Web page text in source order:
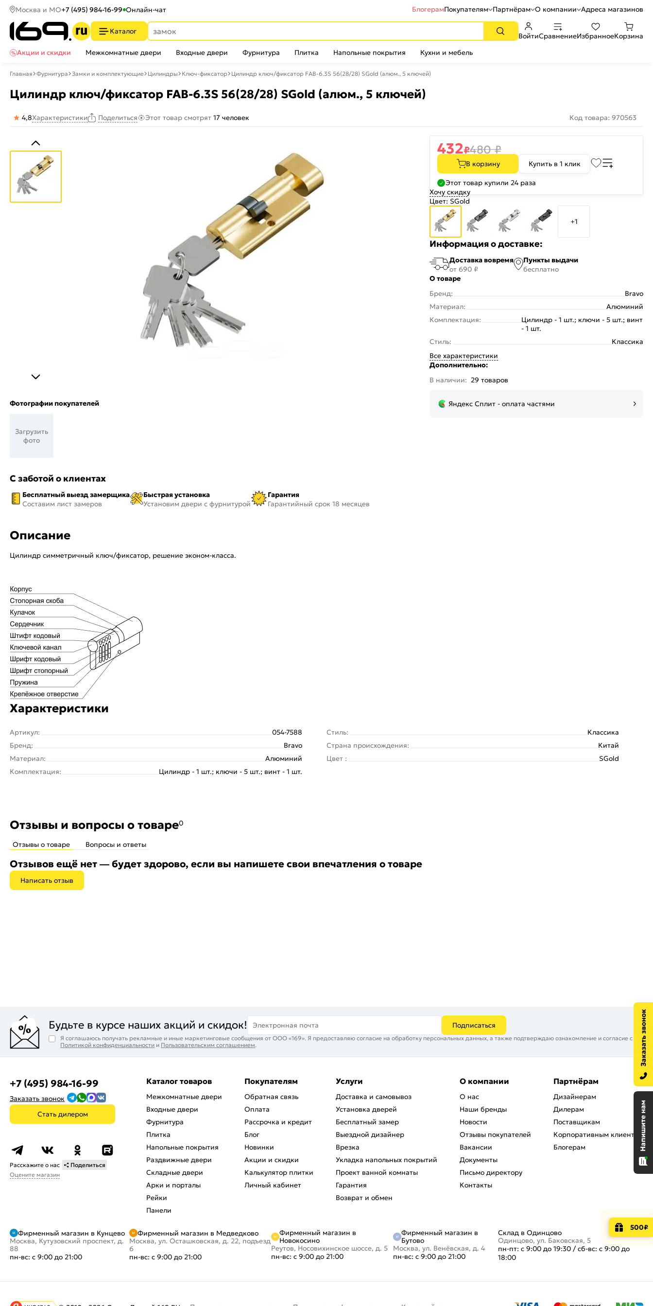
Москва и МО+7 (495) 984-16-99 Онлайн-чат БлогерамПокупателям Партнёрам О компании Адреса магазинов
Каталог
ВойтиСравнениеИзбранноеКорзина
Акции и скидки
Межкомнатные двери Входные двери Фурнитура Плитка Напольные покрытия Кухни и мебель
Главная Фурнитура Замки и комплектующие Цилиндры Ключ-фиксатор Цилиндр ключ/фиксатор FAB-6.3S 56(28/28) SGold (алюм., 5 ключей)
Цилиндр ключ/фиксатор FAB-6.3S 56(28/28) SGold (алюм., 5 ключей)
4,8Характеристики Поделиться Этот товар смотрят 17 человек Код товара: 970563
Фотографии покупателей
Загрузить
фото
С заботой о клиентах
Бесплатный выезд замерщика
Составим лист замеров
Быстрая установка
Установим двери с фурнитурой
Гарантия
Гарантийный срок 18 месяцев
432₽480₽
В корзину Купить в 1 клик
Этот товар купили 24 раза
Хочу скидку
Цвет: SGold
+1
Информация о доставке:
Доставка вовремя
от 690 ₽
Пункты выдачи
бесплатно
О товаре
Бренд:
Bravo
Материал:
Алюминий
Комплектация:
Цилиндр - 1 шт.; ключи - 5 шт.; винт
- 1 шт.
Стиль:
Классика
Все характеристики
Дополнительно:
В наличии: 29 товаров
Яндекс Сплит - оплата частями
Описание
Цилиндр симметричный ключ/фиксатор, решение эконом-класса.
Характеристики
Артикул:
054-7588
Бренд:
Bravo
Материал:
Алюминий
Комплектация:
Цилиндр - 1 шт.; ключи - 5 шт.; винт - 1 шт.
Стиль:
Классика
Страна происхождения:
Китай
Цвет :
SGold
Отзывы и вопросы о товаре0
Отзывы о товаре Вопросы и ответы
Отзывов ещё нет — будет здорово, если вы напишете свои впечатления о товаре
Написать отзыв
Будьте в курсе наших акций и скидок! Электронная почта Подписаться
Я соглашаюсь получать рекламные и иные маркетинговые сообщения от ООО «169». Я предоставляю согласие на обработку персональных данных, а также подтверждаю ознакомление и согласие с
Политикой конфиденциальности и Пользовательским соглашением.
+7 (495) 984-16-99
Заказать звонок
Стать дилером
Расскажите о нас
Поделиться
Оцените магазин
Каталог товаров
Межкомнатные двери
Входные двери
Фурнитура
Плитка
Напольные покрытия
Раздвижные двери
Складные двери
Арки и порталы
Рейки
Панели
Покупателям
Обратная связь
Оплата
Рассрочка и кредит
Блог
Новинки
Акции и скидки
Калькулятор плитки
Личный кабинет
Услуги
Доставка и самовывоз
Установка дверей
Бесплатный замер
Выездной дизайнер
Врезка
Укладка напольных покрытий
Проект ванной комнаты
Гарантия
Возврат и обмен
О компании
О нас
Наши бренды
Новости
Отзывы покупателей
Вакансии
Документы
Письмо директору
Контакты
Партнёрам
Дизайнерам
Дилерам
Поставщикам
Корпоративным клиентам
Блогерам
Фирменный магазин в Кунцево
Москва, Кутузовский проспект, д.
88
пн-вс: с 9:00 до 21:00
Фирменный магазин в Медведково
Москва, ул. Осташковская, д. 22, подъезд
6
пн-вс: с 9:00 до 21:00
Фирменный магазин в
Новокосино
Реутов, Носовихинское шоссе, д. 5
пн-вс: с 9:00 до 21:00
Фирменный магазин в
Бутово
Москва, ул. Венёвская, д. 4
пн-вс: с 9:00 до 21:00
Склад в Одинцово
Одинцово, ул. Баковская, 5
пн-пт: с 9:00 до 19:30 /сб-вс: с 9:00 до
18:00
500₽